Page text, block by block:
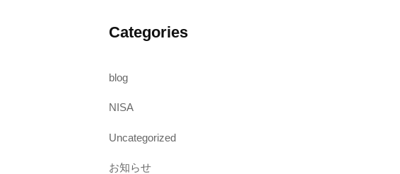
Categories
blog
NISA
Uncategorized
お知らせ